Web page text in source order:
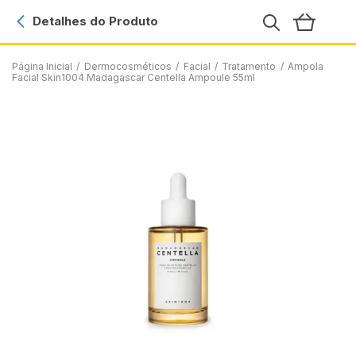
Página Inicial / Dermocosméticos / Facial / Tratamento / Ampola
Facial Skin1004 Madagascar Centella Ampoule 55ml
Detalhes do Produto